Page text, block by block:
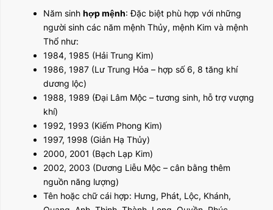
Năm sinh hợp mệnh: Đặc biệt phù hợp với những
người sinh các năm mệnh Thủy, mệnh Kim và mệnh
Thổ như:
1984, 1985 (Hải Trung Kim)
1986, 1987 (Lư Trung Hỏa – hợp số 6, 8 tăng khí
dương lộc)
1988, 1989 (Đại Lâm Mộc – tương sinh, hỗ trợ vượng
khí)
1992, 1993 (Kiếm Phong Kim)
1997, 1998 (Giản Hạ Thủy)
2000, 2001 (Bạch Lạp Kim)
2002, 2003 (Dương Liễu Mộc – cân bằng thêm
nguồn năng lượng)
Tên hoặc chữ cái hợp: Hưng, Phát, Lộc, Khánh,